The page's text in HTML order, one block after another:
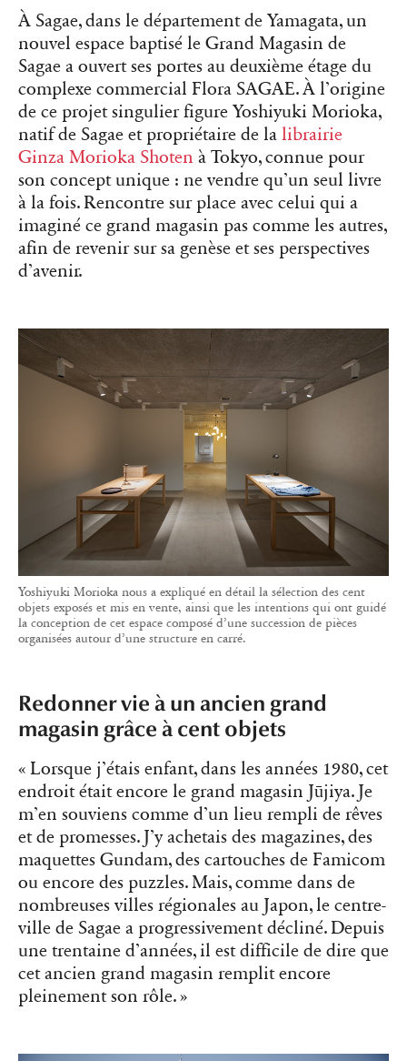
À Sagae, dans le département de Yamagata, un
nouvel espace baptisé le Grand Magasin de
Sagae a ouvert ses portes au deuxième étage du
complexe commercial Flora SAGAE. À l’origine
de ce projet singulier figure Yoshiyuki Morioka,
natif de Sagae et propriétaire de la librairie
Ginza Morioka Shoten à Tokyo, connue pour
son concept unique : ne vendre qu’un seul livre
à la fois. Rencontre sur place avec celui qui a
imaginé ce grand magasin pas comme les autres,
afin de revenir sur sa genèse et ses perspectives
d’avenir.
Yoshiyuki Morioka nous a expliqué en détail la sélection des cent
objets exposés et mis en vente, ainsi que les intentions qui ont guidé
la conception de cet espace composé d’une succession de pièces
organisées autour d’une structure en carré.
Redonner vie à un ancien grand
magasin grâce à cent objets
« Lorsque j’étais enfant, dans les années 1980, cet
endroit était encore le grand magasin Jūjiya. Je
m’en souviens comme d’un lieu rempli de rêves
et de promesses. J’y achetais des magazines, des
maquettes Gundam, des cartouches de Famicom
ou encore des puzzles. Mais, comme dans de
nombreuses villes régionales au Japon, le centre-
ville de Sagae a progressivement décliné. Depuis
une trentaine d’années, il est difficile de dire que
cet ancien grand magasin remplit encore
pleinement son rôle. »